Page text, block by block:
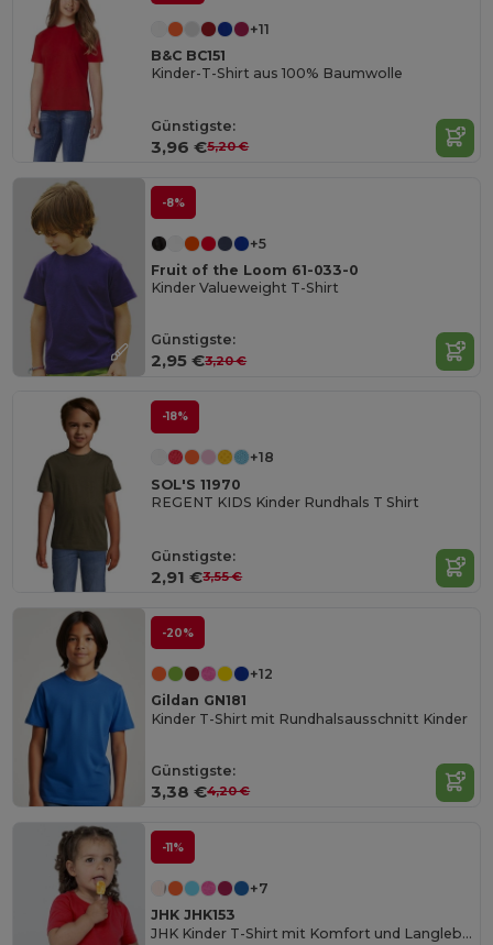
+11
B&C BC151
Kinder-T-Shirt aus 100% Baumwolle
Günstigste:
3,96 €5,20 €
-8%
+5
Fruit of the Loom 61-033-0
Kinder Valueweight T-Shirt
Günstigste:
2,95 €3,20 €
-18%
+18
SOL'S 11970
REGENT KIDS Kinder Rundhals T Shirt
Günstigste:
2,91 €3,55 €
-20%
+12
Gildan GN181
Kinder T-Shirt mit Rundhalsausschnitt Kinder
Günstigste:
3,38 €4,20 €
-11%
+7
JHK JHK153
JHK Kinder T-Shirt mit Komfort und Langlebigkeit